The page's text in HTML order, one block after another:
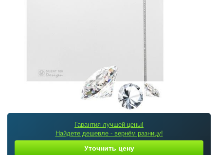
Гарантия лучшей цены!
Найдете дешевле - вернём разницу!
Уточнить цену